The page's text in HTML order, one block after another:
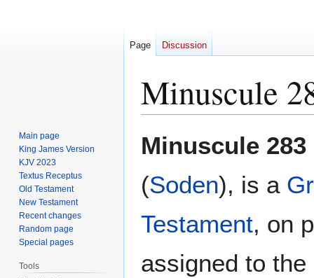
Minuscule
toto
Minuscule 283
(Soden), is a
Testament, on
assigned to
Page Discussion
Main page
King James Version
KJV 2023
Textus Receptus
Old Testament
New Testament
Recent changes
Random page
Special pages
Tools